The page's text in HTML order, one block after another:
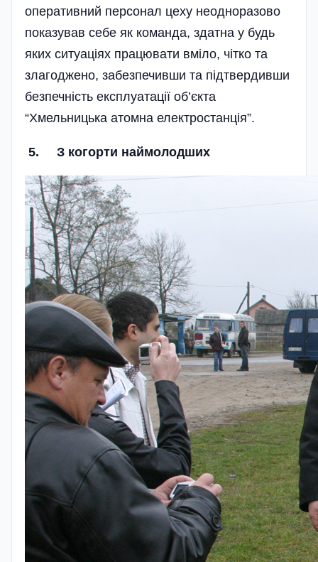
оперативний персонал цеху неодноразово
показував себе як команда, здатна у будь
яких ситуаціях працювати вміло, чітко та
злагоджено, забезпечивши та підтвердивши
безпечність експлуатації об’єкта
“Хмельницька атомна електростанція”.
5. З когорти наймолодших